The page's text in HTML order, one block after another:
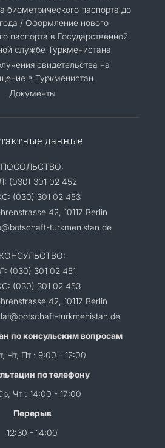
биометрического паспорта до
/ Оформление нового
паспорта в Государственной
службе Туркменистана
свидетельства на
в Туркменистан
Документы
данные
ПОСОЛЬСТВО:
(030) 301 02 452
(030) 301 02 453
42, 10117 Berlin
turkmenistan.de
КОНСУЛЬСТВО:
(030) 301 02 451
(030) 301 02 453
42, 10117 Berlin
turkmenistan.de
по консульским вопросам
Чт, Пт : 9:00 - 12:00
по телефону
Чт : 14:00 - 17:00
Перерыв
12:30 - 14:00